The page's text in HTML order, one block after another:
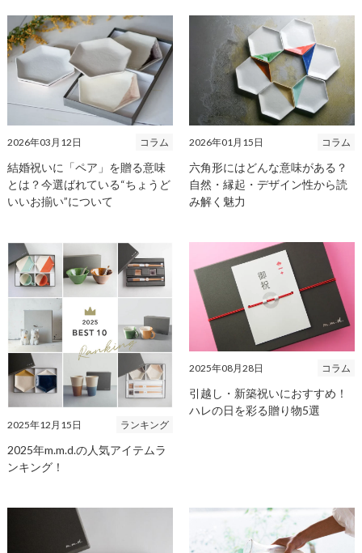
2026年03月12日 コラム
結婚祝いに「ペア」を贈る意味
とは？今選ばれている“ちょうど
いいお揃い”について
2026年01月15日 コラム
六角形にはどんな意味がある？
自然・縁起・デザイン性から読
み解く魅力
2025年12月15日 ランキング
2025年m.m.d.の人気アイテムラ
ンキング！
2025年08月28日 コラム
引越し・新築祝いにおすすめ！
ハレの日を彩る贈り物5選